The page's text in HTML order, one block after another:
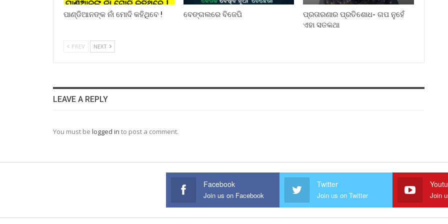
ପାଣ୍ଡିଆନଙ୍କ ନାଁ ମୋଦି କହିଥିବେ ! ବେଙ୍ଗଲରେ ବିଜେପି
ପ୍ରତାରଣାର ପ୍ରତିଶୋଧ- ଗପ ନୁହେଁ
ଏହା ସତକଥା
PREV NEXT
LEAVE A REPLY
You must be logged in to post a comment.
Facebook
Join us on Facebook
Twitter
Join us on Twitter Join